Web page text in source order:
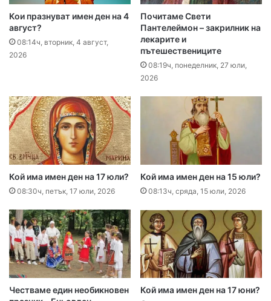
Кои празнуват имен ден на 4
август?
08:14ч, вторник, 4 август,
2026
Почитаме Свети
Пантелеймон – закрилник на
лекарите и
пътешествениците
08:19ч, понеделник, 27 юли,
2026
Кой има имен ден на 17 юли?
08:30ч, петък, 17 юли, 2026
Кой има имен ден на 15 юли?
08:13ч, сряда, 15 юли, 2026
Честваме един необикновен
Кой има имен ден на 17 юни?